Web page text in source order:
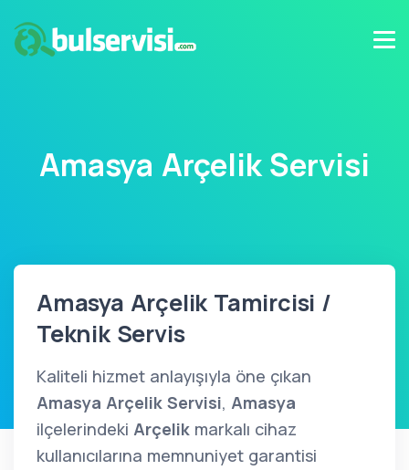
Amasya Arçelik Servisi
Amasya Arçelik Tamircisi /
Teknik Servis
Kaliteli hizmet anlayışıyla öne çıkan
Amasya Arçelik Servisi, Amasya
ilçelerindeki Arçelik markalı cihaz
kullanıcılarına memnuniyet garantisi